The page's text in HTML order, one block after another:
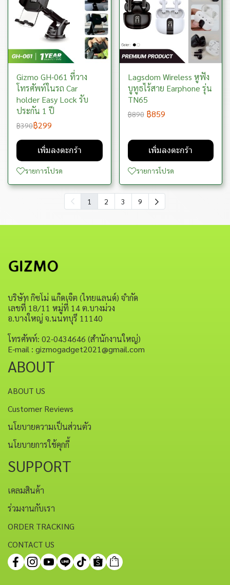
Gizmo GH-061 ที่วาง
โทรศัพท์ในรถ Car
holder Easy Lock รับ
ประกัน 1 ปี
฿390฿299
เพิ่มลงตะกร้า
รายการโปรด
Lagsdom Wireless หูฟัง
บูทูธไร้สาย Earphone รุ่น
TN65
฿890 ฿859
เพิ่มลงตะกร้า
รายการโปรด
1 2 3 9
บริษัท กิซโม่ แก็ดเจ็ต (ไทยแลนด์) จำกัด
เลขที่ 18/11 หมู่ที่ 14 ต.บางม่วง
อ.บางใหญ่ จ.นนทบุรี 11140
โทรศัพท์: 02-0434646 (สำนักงานใหญ่)
E-mail : gizmogadget2021@gmail.com
ABOUT
ABOUT US
Customer Reviews
นโยบายความเป็นส่วนตัว
นโยบายการใช้คุกกี้
SUPPORT
เคลมสินค้า
ร่วมงานกับเรา
ORDER TRACKING
CONTACT US